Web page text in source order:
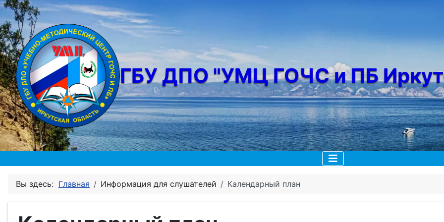
ГБУ ДПО "УМЦ ГОЧС и ПБ
Вы здесь: Главная Информация для слушателей Календарный план